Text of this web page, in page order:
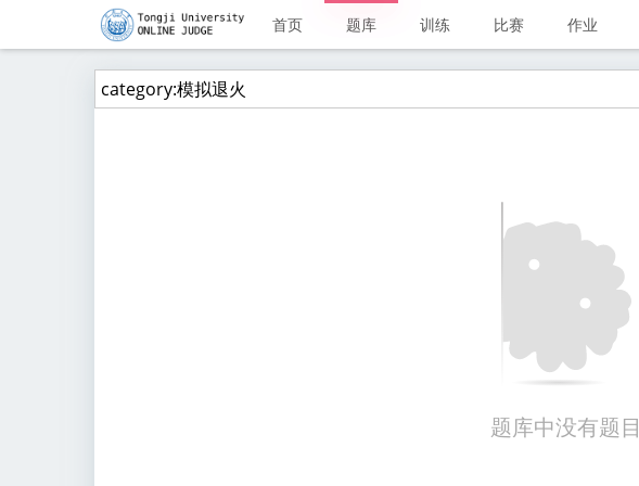
首页 题库 训练 比赛 作业
题库中没有题目